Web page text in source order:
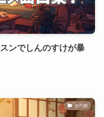
ンでしんのすけが暴
その他